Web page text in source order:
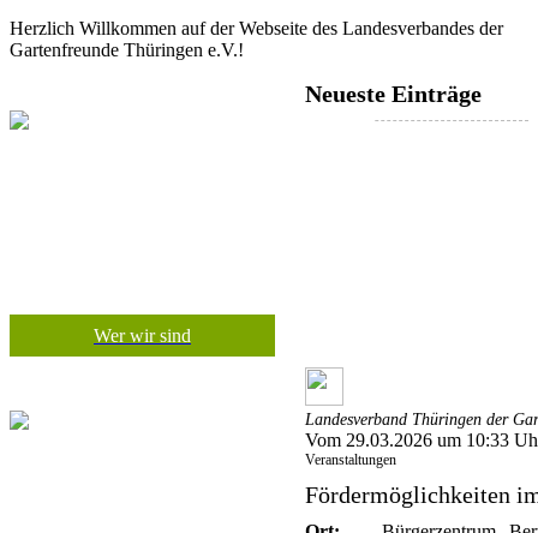
Herzlich Willkommen auf der Webseite des Landesverbandes der
Gartenfreunde Thüringen e.V.!
Wer wir sind
Neueste Einträge
Landesverband Thüringen der
Vom 29.03.2026 um 10:33
Veranstaltungen
Fördermöglichkeiten